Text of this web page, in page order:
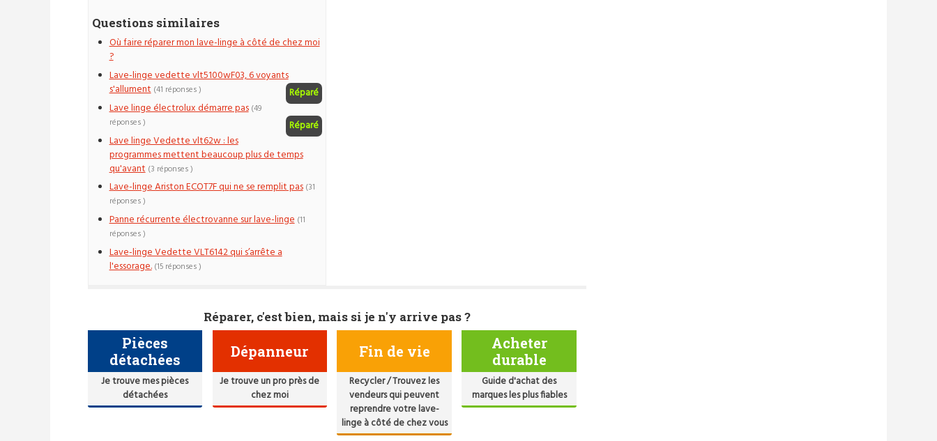
Questions similaires
Où faire réparer mon lave-linge à côté de chez moi
?
Lave-linge vedette vlt5100wF03, 6 voyants
s'allument
Réparé
(41 réponses )
Lave linge électrolux démarre pas
Réparé
(49
réponses )
Lave linge Vedette vlt62w : les
programmes mettent beaucoup plus de temps
qu'avant (3 réponses )
Lave-linge Ariston ECOT7F qui ne se remplit pas (31
réponses )
Panne récurrente électrovanne sur lave-linge (11
réponses )
Lave-linge Vedette VLT6142 qui s’arrête a
l'essorage. (15 réponses )
Réparer, c'est bien, mais si je n'y arrive pas ?
Pièces
détachées
Je trouve mes pièces
détachées
Dépanneur
Je trouve un pro près de
chez moi
Fin de vie
Recycler / Trouvez les
vendeurs qui peuvent
reprendre votre lave-
linge à côté de chez vous
Acheter
durable
Guide d'achat des
marques les plus fiables